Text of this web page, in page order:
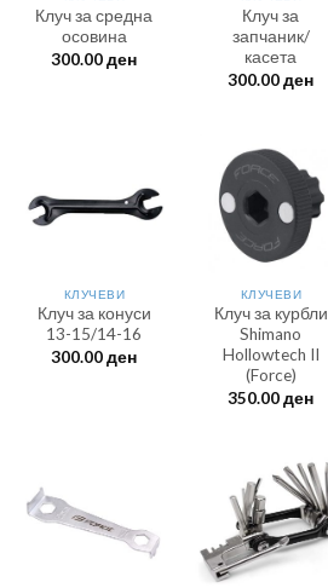
Клуч за средна
осовина
300.00ден
Клуч за
запчаник/
касета
300.00ден
КЛУЧЕВИ
Клуч за конуси
13-15/14-16
300.00ден
КЛУЧЕВИ
Клуч за курбли
Shimano
Hollowtech II
(Force)
350.00ден